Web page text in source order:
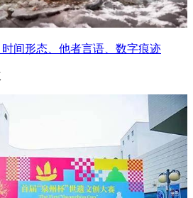
间形态、他者言语、数字痕迹